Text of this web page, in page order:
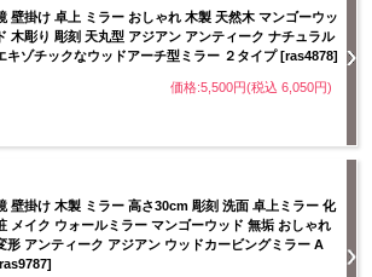
壁掛け 卓上 ミラー おしゃれ 木製 天然木 マンゴーウッ
ド 木彫り 彫刻 天丸型 アジアン アンティーク ナチュラル
キゾチックなウッドアーチ型ミラー ２タイプ [ras4878]
価格:5,500円(税込 6,050円)
壁掛け 木製 ミラー 高さ30cm 彫刻 洗面 卓上ミラー 化
メイク ウォールミラー マンゴーウッド 無垢 おしゃれ
形 アンティーク アジアン ウッドカービングミラー A